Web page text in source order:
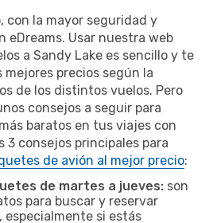
con la mayor seguridad y
eDreams. Usar nuestra web
a Sandy Lake es sencillo y te
precios según la
de los distintos vuelos. Pero
consejos a seguir para
baratos en tus viajes con
3 consejos principales para
de avión al mejor precio:
de martes a jueves: son
para buscar y reservar
especialmente si estás